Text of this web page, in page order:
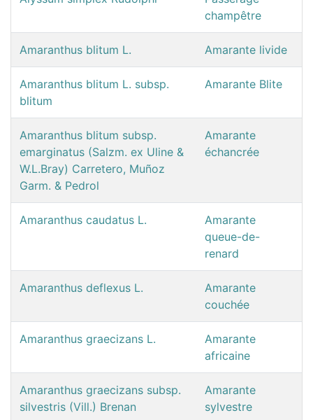
champêtre
Amaranthus blitum L. Amarante livide
Amaranthus blitum L. subsp.
blitum
Amarante Blite
Amaranthus blitum subsp.
emarginatus (Salzm. ex Uline &
W.L.Bray) Carretero, Muñoz
Garm. & Pedrol
Amarante
échancrée
Amaranthus caudatus L.
Amarante
queue-de-
renard
Amaranthus deflexus L.
Amarante
couchée
Amaranthus graecizans L.
Amarante
africaine
Amaranthus graecizans subsp.
silvestris (Vill.) Brenan
Amarante
sylvestre